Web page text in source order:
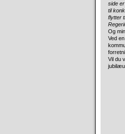
side
til
flytter
Og
Ved
Vil du